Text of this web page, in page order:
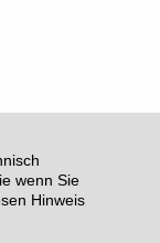
wenn Sie
Hinweis